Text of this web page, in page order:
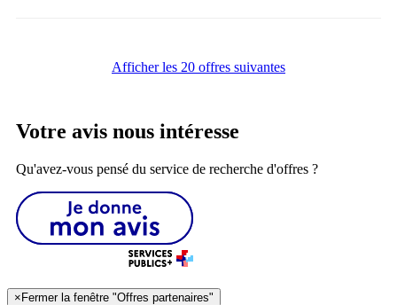
Afficher les 20 offres suivantes
Votre avis nous intéresse
Qu'avez-vous pensé du service de recherche d'offres ?
×Fermer la fenêtre "Offres partenaires"